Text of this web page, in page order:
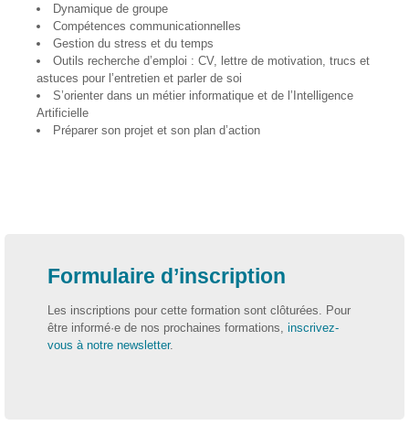
Dynamique de groupe
Compétences communicationnelles
Gestion du stress et du temps
Outils recherche d’emploi : CV, lettre de motivation, trucs et
astuces pour l’entretien et parler de soi
S’orienter dans un métier informatique et de l’Intelligence
Artificielle
Préparer son projet et son plan d’action
Formulaire d’inscription
Les inscriptions pour cette formation sont clôturées. Pour
être informé·e de nos prochaines formations, inscrivez-
vous à notre newsletter.
Carnet
pratique –
Gagner en
autonomie
avec le
numérique
IA-
IN.forM@TIC
STEM